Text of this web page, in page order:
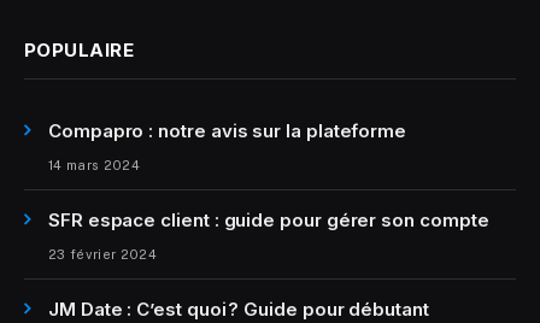
POPULAIRE
Compapro : notre avis sur la plateforme
14 mars 2024
SFR espace client : guide pour gérer son compte
23 février 2024
JM Date : C’est quoi ? Guide pour débutant